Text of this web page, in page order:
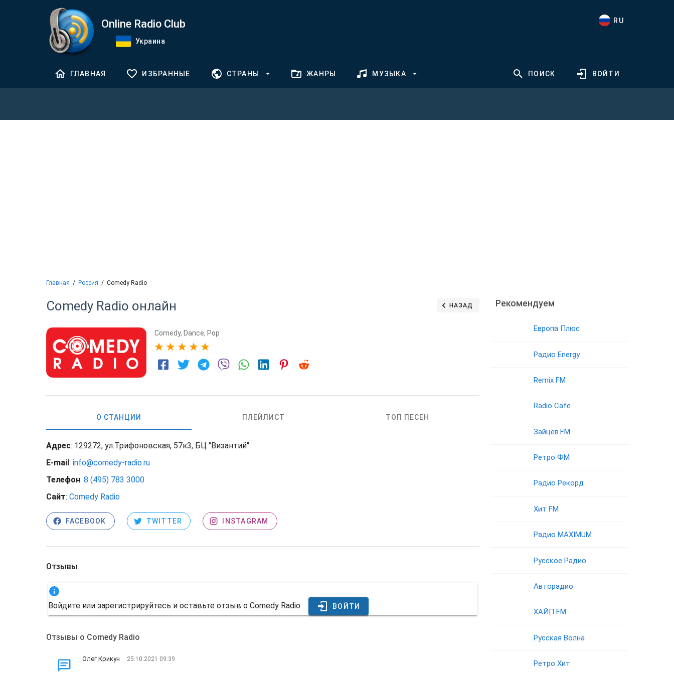
Online Radio Club
Украина
RU
ГЛАВНАЯ ИЗБРАННЫЕ СТРАНЫ ЖАНРЫ МУЗЫКА ПОИСК ВОЙТИ
Главная Россия Comedy Radio
Comedy Radio онлайн НАЗАД
Comedy, Dance, Pop
О СТАНЦИИ ПЛЕЙЛИСТ ТОП ПЕСЕН
Адрес: 129272, ул.Трифоновская, 57к3, БЦ "Византий"
E-mail: info@comedy-radio.ru
Телефон: 8 (495) 783 3000
Сайт: Comedy Radio
FACEBOOK TWITTER INSTAGRAM
Отзывы
Войдите или зарегистрируйтесь и оставьте отзыв о Comedy Radio ВОЙТИ
Отзывы о Comedy Radio
Олег Крикун 25.10.2021 09:39
Рекомендуем
Европа Плюс
Радио Energy
Remix FM
Radio Cafe
Зайцев.FM
Ретро ФМ
Радио Рекорд
Хит FM
Радио MAXIMUM
Русское Радио
Авторадио
ХАЙП FM
Русская Волна
Ретро Хит